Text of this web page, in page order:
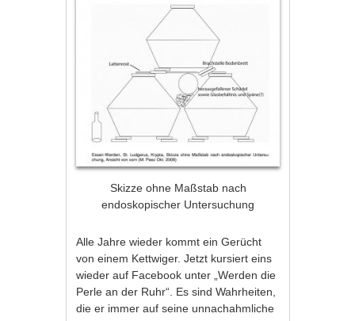
Skizze ohne Maßstab nach
endoskopischer Untersuchung
Alle Jahre wieder kommt ein Gerücht
von einem Kettwiger. Jetzt kursiert eins
wieder auf Facebook unter „Werden die
Perle an der Ruhr“. Es sind Wahrheiten,
die er immer auf seine unnachahmliche